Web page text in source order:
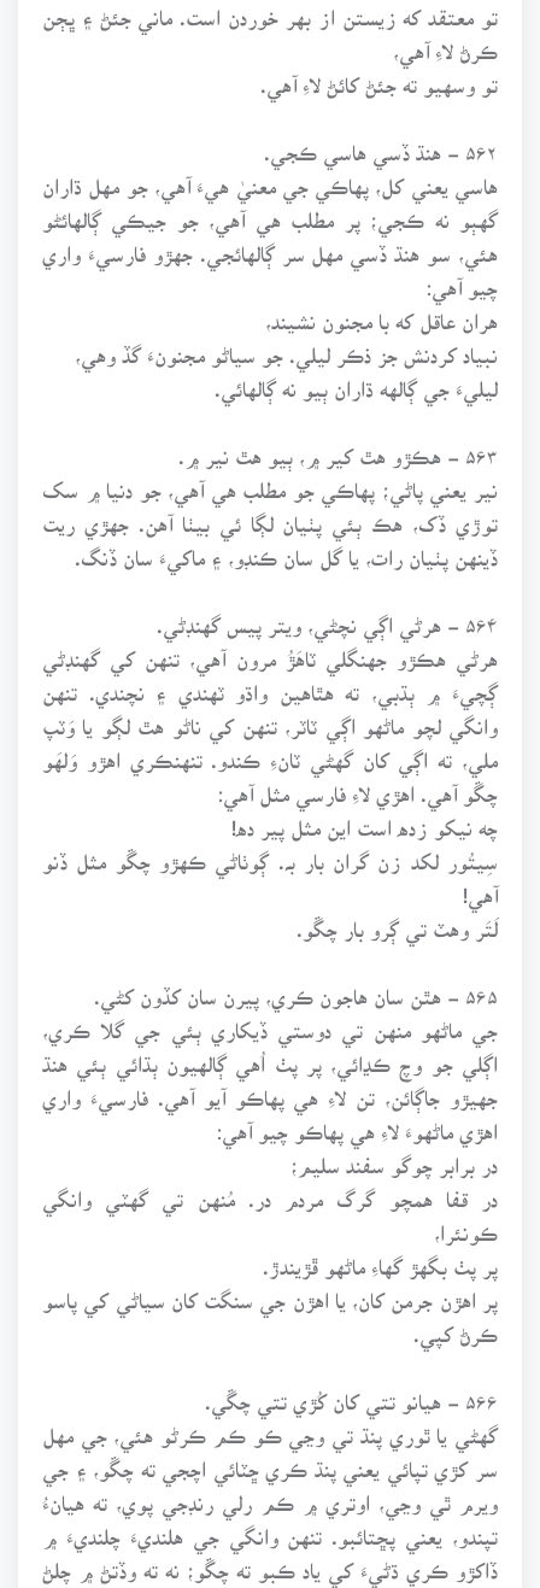
تو معتقد که زيستن از بهر خوردن است. ماني جئڻ ۽ ڀڄن
ڪرڻ لاءِ آهي،
تو وسهيو ته جئڻ کائڻ لاءِ آهي.
هاسي يعني کل، پهاڪي جي معنيٰ هيءَ آهي، جو مهل ڌاران
گهٻو نه ڪجي؛ پر مطلب هي آهي، جو جيڪي ڳالهائڻو
هئي، سو هنڌ ڏسي مهل سر ڳالهائجي. جهڙو فارسيءَ واري
چيو آهي:
هران عاقل که با مجنون نشيند،
نبياد کردنش جز ذڪر ليلي. جو سياڻو مجنونءَ گڏ وهي،
ليليءَ جي ڳالهه ڌاران ٻيو نه ڳالهائي.
نير يعني پاڻي؛ پهاڪي جو مطلب هي آهي، جو دنيا ۾ سک
توڙي ڏک، هڪ ٻئي پٺيان لڳا ئي بيٺا آهن. جهڙي ريت
ڏينهن پٺيان رات، يا گل سان ڪنڊو، ۽ ماکيءَ سان ڏنگ.
۵۶۴ - هرڻي اڳي نچڻي، ويتر پيس گهنڊڻي.
هرڻي هڪڙو جهنگلي ٽاهَڙُ مرون آهي، تنهن کي گهنڊڻي
ڳچيءَ ۾ ٻڌبي، ته هٿاهين واڌو ٽهندي ۽ نچندي. تنهن
وانگي لچو ماڻهو اڳي ٽاٽر، تنهن کي ناڻو هٿ لڳو يا وَٽپ
ملي، ته اڳي کان گهڻي ٽانءِ ڪندو. تنهنڪري اهڙو وَلهَو
چڱو آهي. اهڙي لاءِ فارسي مثل آهي:
چه نيکو زده است اين مثل پير ده!
سِيتُور لکد زن گران بار بہ. ڳوٺاڻي ڪهڙو چڱو مثل ڏنو
آهي!
لَتَر وهٽ تي ڳرو بار چڱو.
جي ماڻهو منهن تي دوستي ڏيکاري ٻئي جي گلا ڪري،
اڳلي جو وچ ڪڍائي، پر پٺ اُهي ڳالهيون ٻڌائي ٻئي هنڌ
جهيڙو جاڳائن، تن لاءِ هي پهاڪو آيو آهي. فارسيءَ واري
اهڙي ماڻهوءَ لاءِ هي پهاڪو چيو آهي:
در برابر چوگو سفند سليم؛
در قفا همچو گرگ مردم در. مُنهن تي گهٽي وانگي
ڪونئرا،
پر پٺ بگهڙ گهاءِ ماڻهو ڦڙيندڙ.
پر اهڙن جرمن کان، يا اهڙن جي سنگت کان سياڻي کي پاسو
ڪرڻ کپي.
گهڻي يا ٿوري پنڌ تي وڃي ڪو ڪم ڪرڻو هئي، جي مهل
سر کڙي تپائي يعني پنڌ ڪري ڇٽائي اچجي ته چڱو، ۽ جي
ويرم ٿي وڃي، اوتري ۾ ڪم رلي رنڊجي پوي، ته هيانءُ
تپندو، يعني پڇتائبو. تنهن وانگي جي هلنديءَ چلنديءَ ۾
ڏاکڙو ڪري ڌڻيءَ کي ياد ڪبو ته چڱو؛ نه ته وڏتڻ ۾ چلڻ